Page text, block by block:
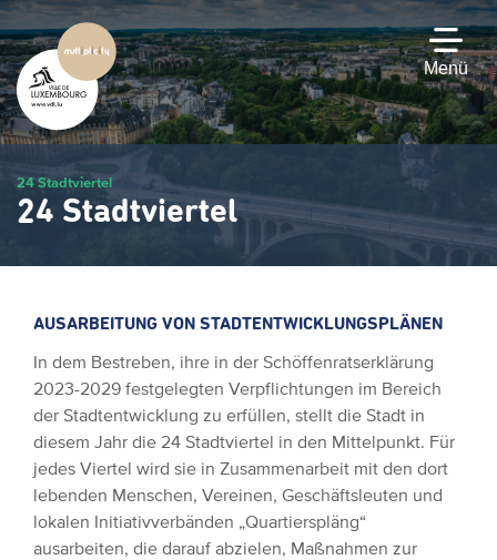
Zum
Hauptinhalt
gehen
Menü
24 Stadtviertel
24 Stadtviertel
AUSARBEITUNG VON STADTENTWICKLUNGSPLÄNEN
In dem Bestreben, ihre in der Schöffenratserklärung
2023-2029 festgelegten Verpflichtungen im Bereich
der Stadtentwicklung zu erfüllen, stellt die Stadt in
diesem Jahr die 24 Stadtviertel in den Mittelpunkt. Für
jedes Viertel wird sie in Zusammenarbeit mit den dort
lebenden Menschen, Vereinen, Geschäftsleuten und
lokalen Initiativverbänden „Quartierspläng“
ausarbeiten, die darauf abzielen, Maßnahmen zur